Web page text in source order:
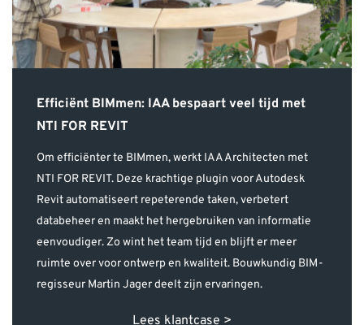
Efficiënt BIMmen: IAA bespaart veel tijd met
NTI FOR REVIT
Om efficiënter te BIMmen, werkt IAA Architecten met
NTI FOR REVIT. Deze krachtige plugin voor Autodesk
databeheer en maakt het hergebruiken van informatie
eenvoudiger. Zo wint het team tijd en blijft er meer
ruimte over voor ontwerp en kwaliteit. Bouwkundig BIM-
regisseur Martin Jager deelt zijn ervaringen.
Lees klantcase >